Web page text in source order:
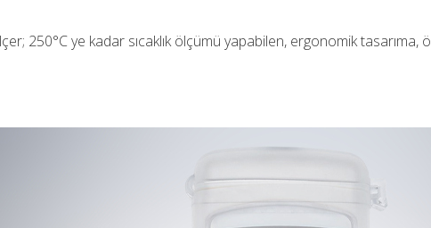
250°C ye kadar sıcaklık ölçümü yapabilen, ergonomik